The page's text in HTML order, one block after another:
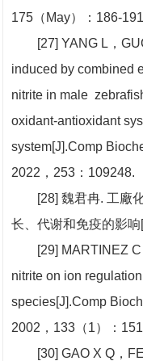
175（May）：186-
[27] YANG L，
induced by combined
nitrite in male
oxidant-antioxidant
system[J].Comp
2022，253：109248.
[28] 魏君冉. 工廠
长、代谢和免疫的影
[29] MARTINEZ
nitrite on ion
species[J].Comp
2002，133（1）：
[30] GAO X Q，